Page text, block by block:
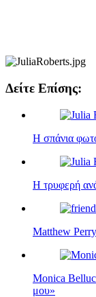
Δείτε Επίσης:
Η σπάνια
Η τρυφερή
Matthew
Monica
μου»